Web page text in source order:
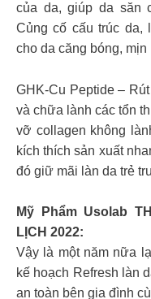
của da, giúp da săn
Củng cố cấu trúc da,
cho da căng bóng, mịn
GHK-Cu Peptide –
và chữa lành các tổn
vỡ collagen không
kích thích sản xuất
đó giữ mãi làn da trẻ
Mỹ Phẩm Usolab
LỊCH 2022:
Vậy là một năm nữa
kế hoạch Refresh làn
an toàn bên gia đình